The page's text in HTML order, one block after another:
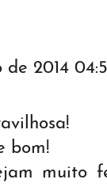
de 2014
bom!
muito